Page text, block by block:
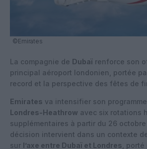
©Emirates
La compagnie de Dubaï renforce son
principal aéroport londonien, portée
record et la perspective des fêtes de
Emirates va intensifier son
Londres-Heathrow avec six rotations
supplémentaires à partir du 26 octobre
décision intervient dans un contexte
sur l’axe entre Dubaï et Londres ,